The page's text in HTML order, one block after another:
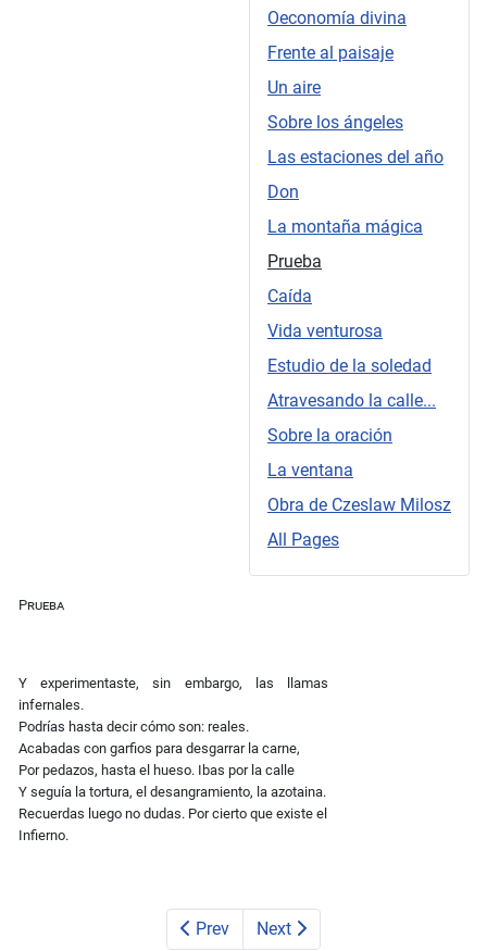
Oeconomía divina
Frente al paisaje
Un aire
Sobre los ángeles
Las estaciones del año
Don
La montaña mágica
Prueba
Caída
Vida venturosa
Estudio de la soledad
Atravesando la calle...
Sobre la oración
La ventana
Obra de Czeslaw Milosz
All Pages
Prueba
Y experimentaste, sin embargo, las llamas
infernales.
Podrías hasta decir cómo son: reales.
Acabadas con garfios para desgarrar la carne,
Por pedazos, hasta el hueso. Ibas por la calle
Y seguía la tortura, el desangramiento, la azotaina.
Recuerdas luego no dudas. Por cierto que existe el
Infierno.
Prev Next